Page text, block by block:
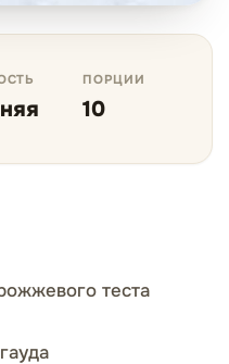
ПОРЦИИ
10
теста